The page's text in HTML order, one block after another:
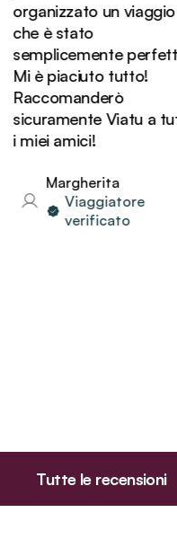
organizzato un viaggio
che è stato
semplicemente perfetto.
Mi è piaciuto tutto!
Raccomanderò
sicuramente Viatu a tutti
i miei amici!
Margherita
Viaggiatore
verificato
Tutte le recensioni